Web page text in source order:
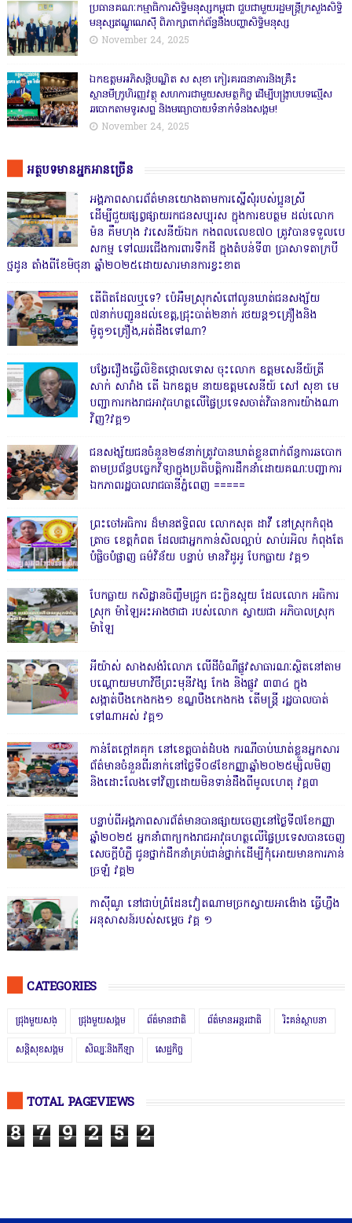
ប្រធានគណៈកម្មាធិការសិទ្ធិមនុស្សកម្ពុជា ជួបជាមួយរដ្ឋមន្ត្រីក្រសួងសិទ្ធិ
មនុស្សឥណ្ឌូណេស៊ី ពិភាក្សាពាក់ព័ន្ធនឹងបញ្ហាសិទ្ធិមនុស្ស
November 24, 2025
ឯកឧត្តមអភិសន្តិបណ្ឌិត ស សុខា កៀរគរធនាគារនិងគ្រឹះ
ស្ថានមីក្រូហិរញ្ញវត្ថុ សហការជាមួយសមត្ថកិច្ច ដើម្បីបង្ក្រាបបទល្មើស
ឆបោកតាមទូរសព្ទ និងមធ្យោបាយទំនាក់ទំនងសង្គម!
November 24, 2025
អត្ថបទមានអ្នកអានច្រើន
អង្គភាពសារេព័ត៌មានយោងតាមការស្នើសុំរបស់ប្អូនស្រី
ដើម្បីជួយផ្សព្វផ្សាយរកជនសប្បុរស ក្នុងការឧបត្ថម ដល់លោក
ម៉ន គឹមហុង វរសេនីយ៍ឯក កងពលលេខ៧០ ត្រូវបានទទួលបេ
សកម្ម ទៅឈរជើងការពារទឹកដី ក្នុងតំបន់ទី៣ ប្រាសាទតាក្របី
ថ្មដូន តាំងពីខែមិថុនា ឆ្នាំ២០២៥ដោយសារមានការខ្វះខាត
តើពិតដែលឬទេ? ប៉េអឹមស្រុកសំពៅលូនឃាត់ជនសង្ស័យ
៧នាក់បញ្ជូនដល់ខេត្ត,ជ្រុះបាត់២នាក់ រថយន្ត១គ្រឿងនិង
ម៉ូតូ១គ្រឿង,អត់ដឹងទៅណា?
បង្វែររឿងធ្វើលិខិតថ្កោលទោស ចុះលោក ឧត្តមសេនីយ៍ត្រី
សាក់ សារាំង តើ ឯកឧត្តម នាយឧត្តមសេនីយ៍ សៅ សុខា មេ
បញ្ជាការកងរាជអាវុធហត្ថលើផ្ទៃប្រទេសចាត់វិធានការយ៉ាងណា
វិញ?វគ្គ១
ជនសង្ស័យជនចំនួន២៨នាក់ត្រូវបានឃាត់ខ្លួនពាក់ព័ន្ធការឆបោក
តាមប្រព័ន្ធបច្ចេកវិទ្យាក្នុងប្រតិបត្តិការដឹកនាំដោយគណៈបញ្ជាការ
ឯកភាពរដ្ឋបាលរាជធានីភ្នំពេញ ‎=====
ព្រះចៅអធិការ ដ៏មានឥទ្ធិពល លោកសុត ដាវី នៅស្រុកកំពុង
ត្រាច ខេត្តកំពត ដែលជាអ្នកកាន់សិលល្អាប់ សាប់រអិល កំពុងតែ
បំផ្លិចបំផ្លាញ ធម៌វិន័យ បន្ទាប់ មានវិដូអូ បែកធ្លាយ វគ្គ១
បែកធ្លាយ កសិដ្ឋានចិញ្ចឹមជ្រូក ជះក្លិនស្អុយ ដែលលោក អធិការ
ស្រុក ម៉ាឡៃអះអាងថាជា របស់លោក ស្វាយជា អភិបាលស្រុក
ម៉ាឡៃ
អីយ៉ាស់ សាងសង់រំលោភ លើដីចំណីផ្លូវសាធារណៈស្ថិតនៅតាម
បណ្ដោយមហាវិថីព្រះមុនីវង្ស កែង និងផ្លូវ ៣៣៤ ក្នុង
សង្កាត់បឹងកេងកង១ ខណ្ឌបឹងកេងកង តើមន្ត្រី រដ្ឋបាលបាត់
ទៅណាអស់ វគ្គ១
កាន់តែក្តៅគគុក នៅខេត្តបាត់ដំបង ករណីចាប់ឃាត់ខ្លួនអ្នកសារ
ព័ត៌មានចំនួនពីរនាក់នៅថ្ងៃទី០៨ខែកញ្ញាឆ្នាំ២០២៥ម្សិលមិញ
និងដោះលែងទៅវិញដោយមិនទាន់ដឹងពីមូលហេតុ វគ្គ៣
បន្ទាប់ពីអង្គភាពសារព័ត៌មានបានផ្សាយចេញនៅថ្ងៃទី៧ខែកញ្ញា
ឆ្នាំ២០២៥ អ្នកនាំពាក្យកងរាជអាវុធហត្ថលើផ្ទៃប្រទេសបានចេញ
សេចក្តីបំភ្លឺ ជូនថ្នាក់ដឹកនាំគ្រប់ជាន់ថ្នាក់ដើម្បីកុំអោយមានការភាន់
ច្រឡំ វគ្គ២
កាសុីណូ នៅជាប់ព្រំដែនវៀតណាមច្រកស្វាយអាង៉ោង ធ្វើហ្នឹង
អនុសាសន៍របស់សម្ដេច វគ្គ ១
CATEGORIES
ជ្រុងមួយសង្ ជ្រុងមួយសង្គម ព័ត៌មានជាតិ ព័ត៌មានអន្តរជាតិ រិះគន់ស្ថាបនា
សន្តិសុខសង្គម សិល្បៈនិងកីឡា សេដ្ឋកិច្ច
TOTAL PAGEVIEWS
8 7 9 2 5 2